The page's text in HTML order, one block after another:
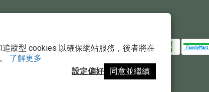
蹤型 cookies 以確保網站服務，後者將在
了解更多
設定偏好
同意並繼續